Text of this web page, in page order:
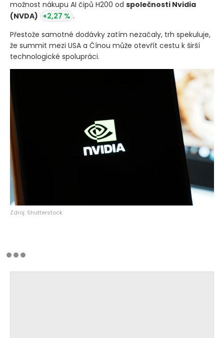
možnost nákupu AI čipů H200 od společnosti Nvidia
(NVDA) +2,27 % .
Přestože samotné dodávky zatím nezačaly, trh spekuluje,
že summit mezi USA a Čínou může otevřít cestu k širší
technologické spolupráci.
Zdroj: Shutterstock